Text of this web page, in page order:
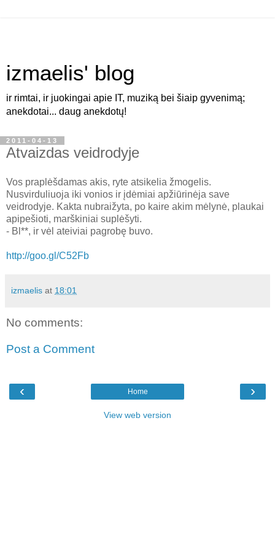
izmaelis' blog
ir rimtai, ir juokingai apie IT, muziką bei šiaip gyvenimą;
anekdotai... daug anekdotų!
2011-04-13
Atvaizdas veidrodyje
Vos praplėšdamas akis, ryte atsikelia žmogelis.
Nusvirduliuoja iki vonios ir įdėmiai apžiūrinėja save
veidrodyje. Kakta nubraižyta, po kaire akim mėlynė, plaukai
apipešioti, marškiniai suplėšyti.
- Bl**, ir vėl ateiviai pagrobę buvo.
http://goo.gl/C52Fb
izmaelis at 18:01
No comments:
Post a Comment
‹ ›
Home
View web version